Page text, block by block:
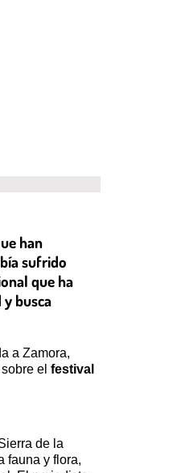
han
sufrido
que ha
busca
a Zamora,
el festival
de la
fauna y flora,